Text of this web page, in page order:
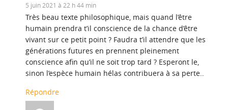
5 juin 2021 à 22 h 44 min
Très beau texte philosophique, mais quand l’être
humain prendra t’il conscience de la chance d’être
vivant sur ce petit point ? Faudra t’il attendre que les
générations futures en prennent pleinement
conscience afin qu’il ne soit trop tard ? Esperont le,
sinon l’espèce humain hélas contribuera à sa perte..
Répondre